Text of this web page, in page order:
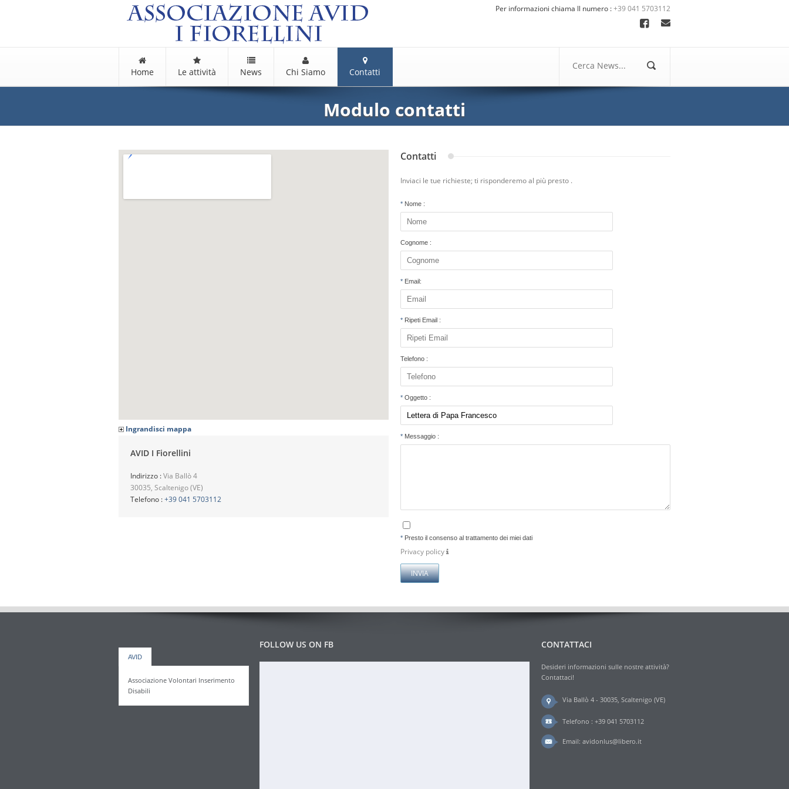
Per informazioni chiama ll numero :+39 041 5703112
Home Le attività News Chi Siamo Contatti
Modulo contatti
Ingrandisci mappa
AVID I Fiorellini
Indirizzo :Via Ballò 4
30035, Scaltenigo (VE)
Telefono :+39 041 5703112
Contatti
Inviaci le tue richieste; ti risponderemo al più presto .
* Nome :
Cognome :
* Email:
* Ripeti Email :
Telefono :
* Oggetto :
* Messaggio :
* Presto il consenso al trattamento dei miei dati
Privacy policy
AVID
Associazione Volontari Inserimento
Disabili
FOLLOW US ON FB CONTATTACI
Desideri informazioni sulle nostre attività?
Contattaci!
Via Ballò 4 - 30035, Scaltenigo (VE)
Telefono : +39 041 5703112
Email: avidonlus@libero.it